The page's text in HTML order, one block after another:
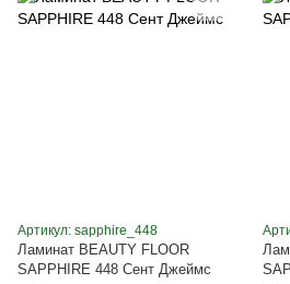
Артикул: sapphire_448
Ламинат BEAUTY FLOOR
SAPPHIRE 448 Сент Джеймс